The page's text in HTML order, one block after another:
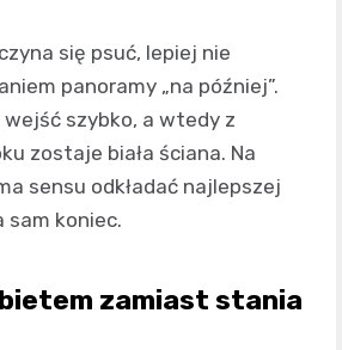
się psuć, lepiej nie
panoramy „na później”.
szybko, a wtedy z
zostaje biała ściana. Na
sensu odkładać najlepszej
sam koniec.
zamiast stania